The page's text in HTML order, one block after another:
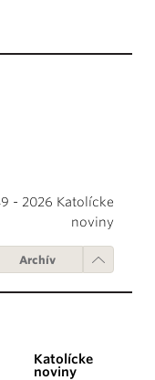
- 2026 Katolícke
noviny
Archív
Katolícke
noviny